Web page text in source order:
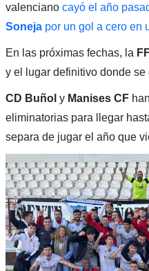
valenciano cayó el año
Sonejapor un gol a cero en
En las próximas fechas, la
y el lugar definitivo donde
CD Buñol y Manises CF
eliminatorias para llegar
separa de jugar el año que